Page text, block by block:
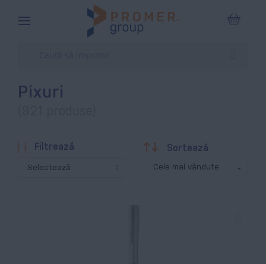
Pixuri
Filtrează
Selectează
Sortează
Descendentă